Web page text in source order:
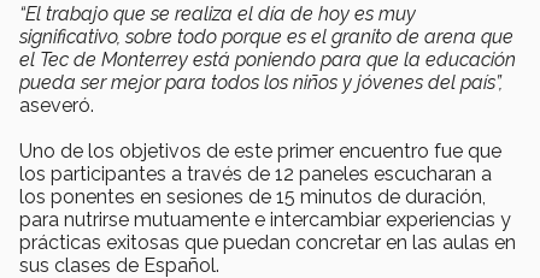
“El trabajo que se realiza el día de hoy es muy
significativo, sobre todo porque es el granito de arena que
el Tec de Monterrey está poniendo para que la educación
pueda ser mejor para todos los niños y jóvenes del país”,
aseveró.
Uno de los objetivos de este primer encuentro fue que
los participantes a través de 12 paneles escucharan a
los ponentes en sesiones de 15 minutos de duración,
para nutrirse mutuamente e intercambiar experiencias y
prácticas exitosas que puedan concretar en las aulas en
sus clases de Español.